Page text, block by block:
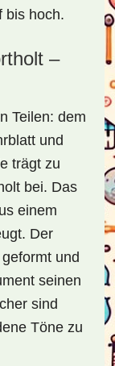
bis hoch.
–
Teilen: dem
und
trägt zu
bei. Das
einem
Der
und
seinen
sind
Töne zu